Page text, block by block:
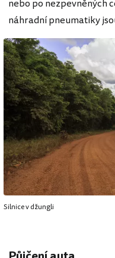
nebo po nezpevněných
náhradní pneumatiky
Silnice v džungli